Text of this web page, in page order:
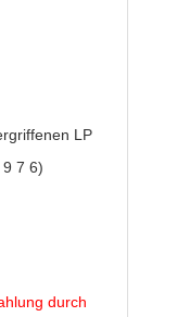
LP
7 6)
durch